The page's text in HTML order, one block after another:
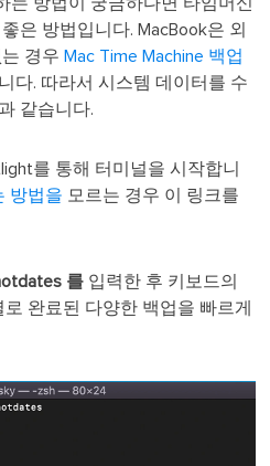
은 방법입니다. MacBook은 외
는 경우Mac Time Machine 백업
다. 따라서 시스템 데이터를 수
같습니다.
를 통해 터미널을 시작합니
방법을 모르는 경우 이 링크를
를 입력한 후 키보드의
완료된 다양한 백업을 빠르게